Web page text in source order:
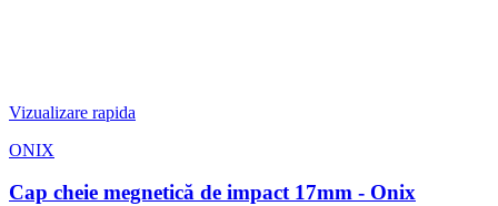
Vizualizare rapida
ONIX
Cap cheie megnetică de impact 17mm - Onix